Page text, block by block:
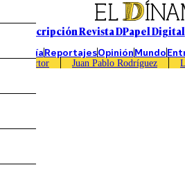
Suscripción Revista DPapel Digital
EconomíaReportajesOpiniónMundo
Caso Sartor Juan Pablo Rodríguez